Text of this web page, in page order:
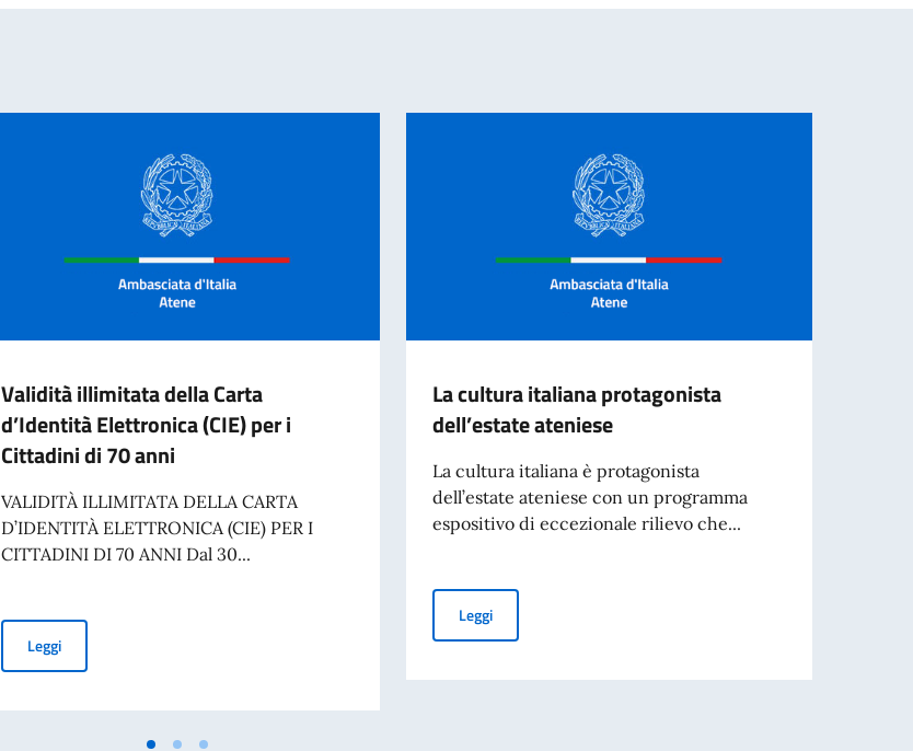
Validità illimitata della Carta
d’Identità Elettronica (CIE) per i
Cittadini di 70 anni
VALIDITÀ ILLIMITATA DELLA CARTA
D’IDENTITÀ ELETTRONICA (CIE) PER I
CITTADINI DI 70 ANNI Dal 30...
LeggiValidità illimitata della Carta d’Identità Elettronica (CIE) per i Cittadini di 70 anni
La cultura italiana protagonista
dell’estate ateniese
La cultura italiana è protagonista
dell’estate ateniese con un programma
espositivo di eccezionale rilievo che...
LeggiLa cultura italiana protagonista dell’estate ateniese